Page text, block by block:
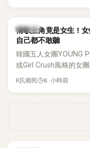
K-POP
情歌主角竟是女生！女
自己都不敢聽
韓國五人女團YOUNG
或Girl Crush風格的女
創Rap及成員親自參與
K氏鄉民 6 小時前